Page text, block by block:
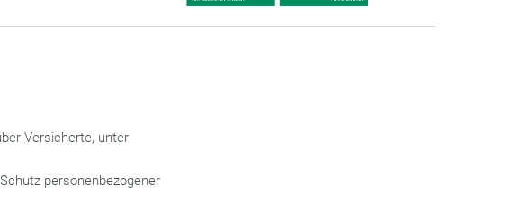
Versicherte, unter
personenbezogener